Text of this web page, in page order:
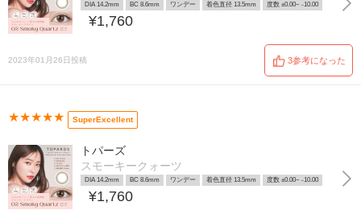
DIA 14.2mm BC 8.6mm ワンデー 着色直径 13.5mm 度数 ±0.00~ -10.00
¥1,760
2023年01月26日投稿 3参考になった
★★★★★ SuperExcellent
トパーズ
スモーキークォーツ
DIA 14.2mm BC 8.6mm ワンデー 着色直径 13.5mm 度数 ±0.00~ -10.00
¥1,760